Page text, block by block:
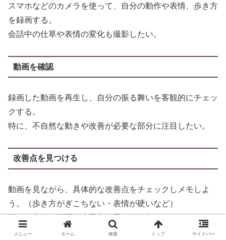
スマホなどのカメラを使って、自分の動作や表情、歩き方
を録画する。
会話中の仕草や表情の変化も撮影したい。
動画を確認
録画した動画を再生し、自分の振る舞いを客観的にチェッ
クする。
特に、不自然な動きや改善が必要な部分に注目したい。
改善点を見つける
動画を見ながら、具体的な改善点をチェックしメモしよ
う。（歩き方がぎこちない・表情が硬いなど）
細かい点まで確認し改善点を見つけよう。
メニュー ホーム 検索 トップ サイドバー